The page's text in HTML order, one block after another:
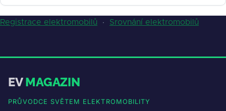
Registrace elektromobilů · Srovnání elektromobilů
EVMAGAZIN
PRŮVODCE SVĚTEM ELEKTROMOBILITY